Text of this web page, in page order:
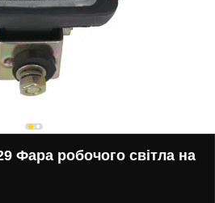
Фара робочого світла на